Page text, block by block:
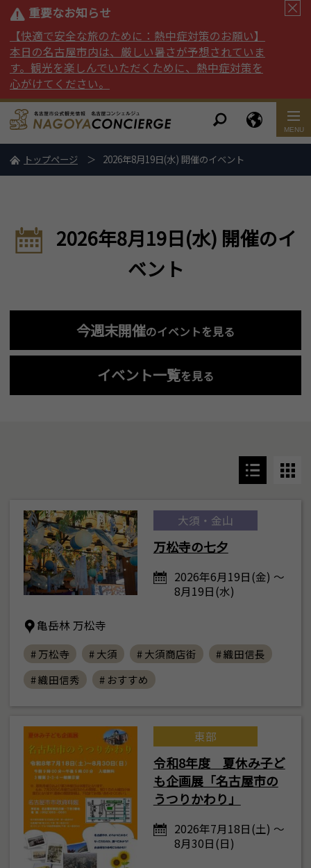
重要なお知らせ
【快適で安全な旅のために：熱中症対策のお願い】
本日の名古屋市内は、厳しい暑さが予想されていま
す。観光を楽しんでいただくために、熱中症対策を
心がけてください。
トップページ 2026年8月19日(水) 開催のイベント
2026年8月19日(水) 開催のイ
ベント
今週末開催のイベントを見る
イベント一覧を見る
大須・金山
万松寺の七夕
2026年6月19日(金) ～
8月19日(水)
亀岳林 万松寺
# 万松寺 # 大須 # 大須商店街
# 織田信長
# 織田信秀
# おすすめ
東部
令和8年度 夏休み子ど
も企画展「名古屋市の
うつりかわり」
2026年7月18日(土) ～
8月30日(日)